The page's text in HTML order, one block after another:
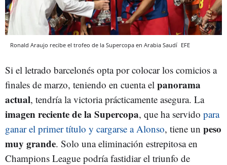
Ronald Araujo recibe el trofeo de la Supercopa en Arabia Saudí EFE
Si el letrado barcelonés opta por colocar los comicios a
finales de marzo, teniendo en cuenta el panorama
actual, tendría la victoria prácticamente asegura. La
imagen reciente de la Supercopa, que ha servido para
ganar el primer título y cargarse a Alonso, tiene un peso
muy grande. Solo una eliminación estrepitosa en
Champions League podría fastidiar el triunfo de